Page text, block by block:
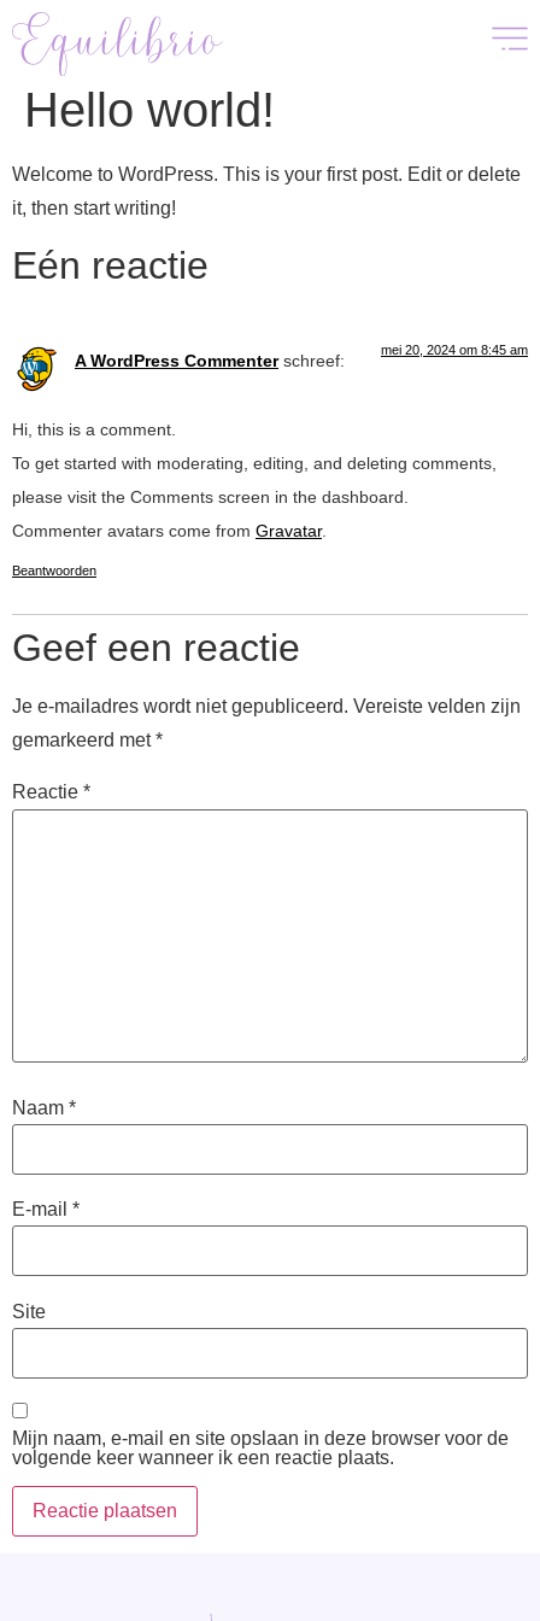
Hello world!
Welcome to WordPress. This is your first post. Edit or delete
it, then start writing!
Eén reactie
A WordPress Commenter schreef:
mei 20, 2024 om 8:45 am
Hi, this is a comment.
To get started with moderating, editing, and deleting comments,
please visit the Comments screen in the dashboard.
Commenter avatars come from Gravatar.
Beantwoorden
Geef een reactie
Je e-mailadres wordt niet gepubliceerd. Vereiste velden zijn
gemarkeerd met*
Reactie *
Naam *
E-mail *
Site
Mijn naam, e-mail en site opslaan in deze browser voor de
volgende keer wanneer ik een reactie plaats.